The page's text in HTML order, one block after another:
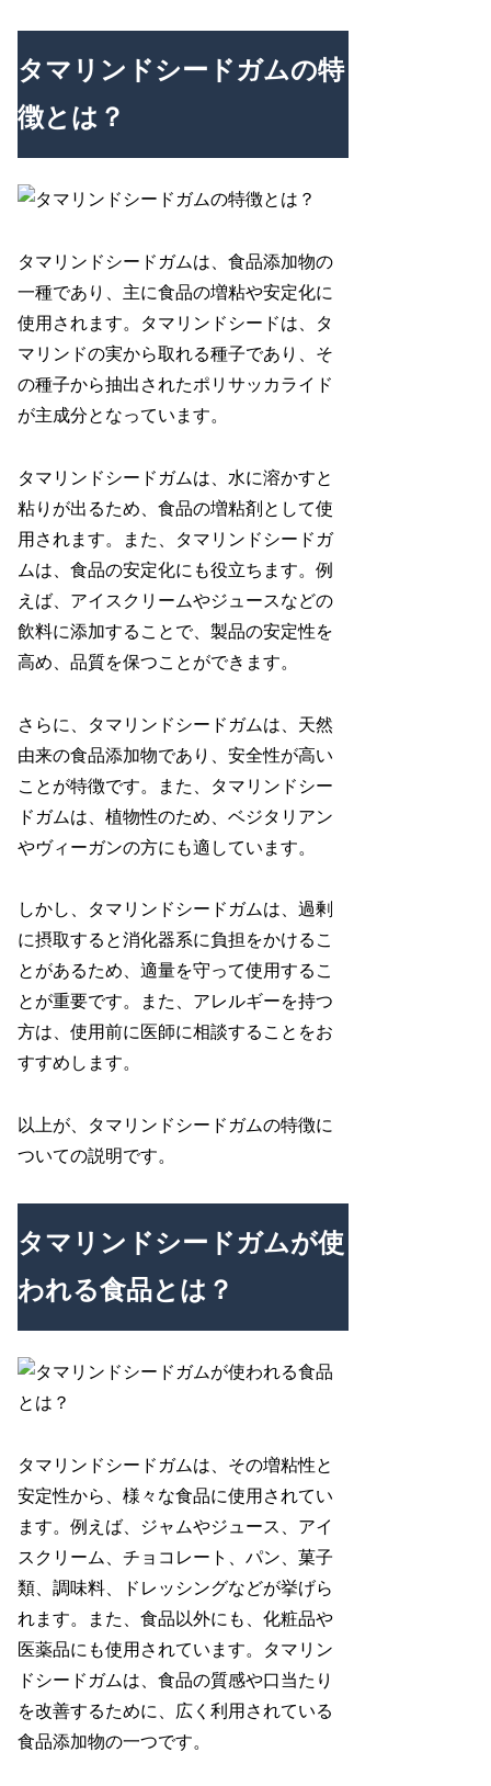
タマリンドシードガムの特
徴とは？
タマリンドシードガムは、食品添加物の
一種であり、主に食品の増粘や安定化に
使用されます。タマリンドシードは、タ
マリンドの実から取れる種子であり、そ
の種子から抽出されたポリサッカライド
が主成分となっています。
タマリンドシードガムは、水に溶かすと
粘りが出るため、食品の増粘剤として使
用されます。また、タマリンドシードガ
ムは、食品の安定化にも役立ちます。例
えば、アイスクリームやジュースなどの
飲料に添加することで、製品の安定性を
高め、品質を保つことができます。
さらに、タマリンドシードガムは、天然
由来の食品添加物であり、安全性が高い
ことが特徴です。また、タマリンドシー
ドガムは、植物性のため、ベジタリアン
やヴィーガンの方にも適しています。
しかし、タマリンドシードガムは、過剰
に摂取すると消化器系に負担をかけるこ
とがあるため、適量を守って使用するこ
とが重要です。また、アレルギーを持つ
方は、使用前に医師に相談することをお
すすめします。
以上が、タマリンドシードガムの特徴に
ついての説明です。
タマリンドシードガムが使
われる食品とは？
タマリンドシードガムは、その増粘性と
安定性から、様々な食品に使用されてい
ます。例えば、ジャムやジュース、アイ
スクリーム、チョコレート、パン、菓子
類、調味料、ドレッシングなどが挙げら
れます。また、食品以外にも、化粧品や
医薬品にも使用されています。タマリン
ドシードガムは、食品の質感や口当たり
を改善するために、広く利用されている
食品添加物の一つです。